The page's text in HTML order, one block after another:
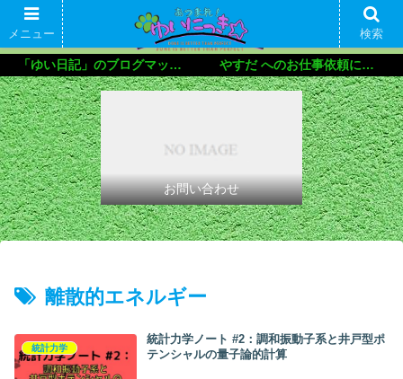
「ゆい日記」のブログマップ🌝 やすだ へのお仕事依頼について
お問い合わせ
離散的エネルギー
統計力学
統計力学ノート #2：調和振動子系と井戸型ポ
テンシャルの量子論的計算
メニュー 検索